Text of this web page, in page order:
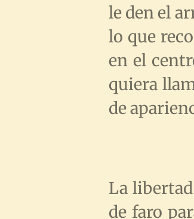
le den el
lo que
en el
quiera
de
La
de faro